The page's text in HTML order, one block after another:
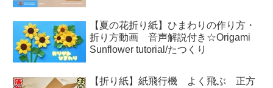
【夏の花折り紙】ひまわりの作り方・
折り方動画 音声解説付き☆Origami
Sunflower tutorial/たつくり
【折り紙】紙飛行機 よく飛ぶ 正方